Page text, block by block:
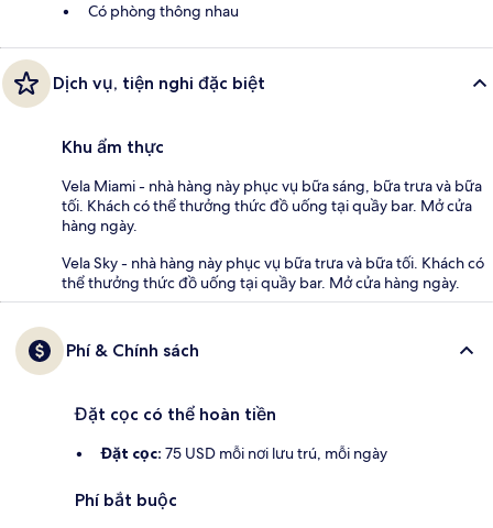
Có phòng thông nhau
Dịch vụ, tiện nghi đặc biệt
Khu ẩm thực
Vela Miami - nhà hàng này phục vụ bữa sáng, bữa trưa và bữa
tối. Khách có thể thưởng thức đồ uống tại quầy bar. Mở cửa
hàng ngày.
Vela Sky - nhà hàng này phục vụ bữa trưa và bữa tối. Khách có
thể thưởng thức đồ uống tại quầy bar. Mở cửa hàng ngày.
Phí & Chính sách
Đặt cọc có thể hoàn tiền
Đặt cọc: 75 USD mỗi nơi lưu trú, mỗi ngày
Phí bắt buộc